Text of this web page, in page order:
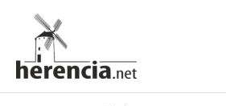
contenido